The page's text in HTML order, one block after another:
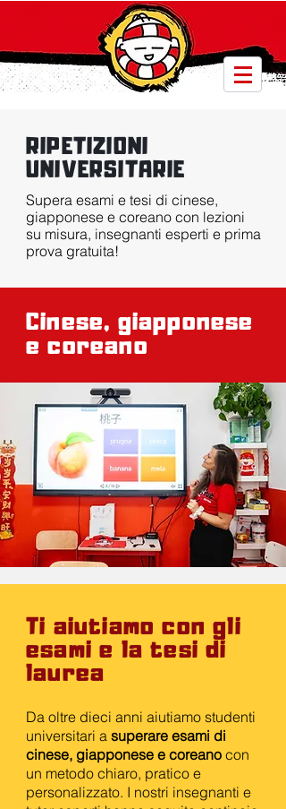
RIPETIZIONI
UNIVERSITARIE
Supera esami e tesi di cinese,
giapponese e coreano con lezioni
su misura, insegnanti esperti e prima
prova gratuita!
Cinese, giapponese
e coreano
Ti aiutiamo con gli
esami e la tesi di
laurea
Da oltre dieci anni aiutiamo studenti
universitari a superare esami di
cinese, giapponese e coreano con
un metodo chiaro, pratico e
personalizzato. I nostri insegnanti e